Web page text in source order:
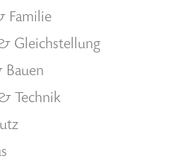
Familie
Gleichstellung
Bauen
Technik